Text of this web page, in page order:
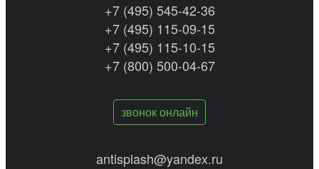
+7 (495) 545-42-36
+7 (495) 115-09-15
+7 (495) 115-10-15
+7 (800) 500-04-67
звонок онлайн
antisplash@yandex.ru